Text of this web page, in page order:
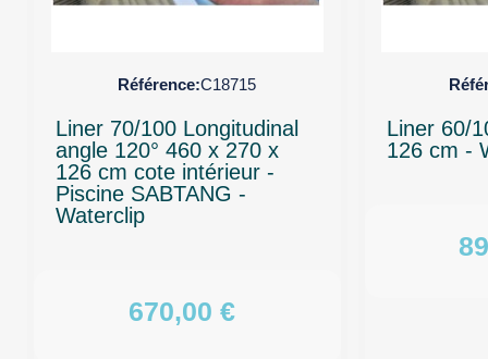
Référence C18715
Liner 70/100 Longitudinal
angle 120° 460 x 270 x
126 cm cote intérieur -
Piscine SABTANG -
Waterclip
670,00 €
Liner 60/
126 cm -